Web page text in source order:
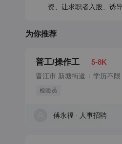
资、让求职者入股、诱
为你推荐
普工/操作工 5-8K
晋江市 新塘街道 学历不限
检验员
傅永福 人事招聘